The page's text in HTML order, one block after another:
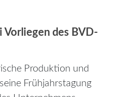
Vorliegen des BVD-
Produktion und
Frühjahrstagung